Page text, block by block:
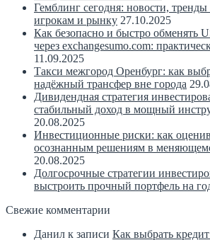
Гемблинг сегодня: новости, тренды
игрокам и рынку 27.10.2025
Как безопасно и быстро обменять
через exchangesumo.com:
11.09.2025
Такси межгород Оренбург: как
надёжный трансфер вне города
Дивидендная стратегия
стабильный доход в мощный
20.08.2025
Инвестиционные риски: как
осознанным решениям в
20.08.2025
Долгосрочные стратегии
выстроить прочный портфель на
Свежие комментарии
Данил к записи Как выбрать